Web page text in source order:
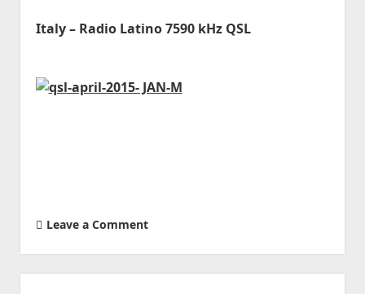
Italy – Radio Latino 7590 kHz QSL
Leave a Comment